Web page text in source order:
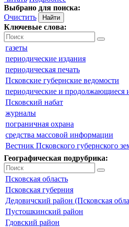
Выбрано для поиска:
Очистить
Ключевые слова:
газеты
периодические издания
периодическая печать
Псковские губернские ведомости
периодические и продолжающиеся
Псковский набат
журналы
пограничная охрана
средства массовой информации
Вестник Псковского губернского
Географическая подрубрика:
Псковская область
Псковская губерния
Дедовичский район (Псковская
Пустошкинский район
Гдовский район